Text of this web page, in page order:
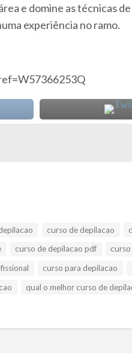
e domine as técnicas
experiência no ramo.
curso de depilacao
curso de depilacao pdf
curso
curso para depilacao
qual o melhor curso de